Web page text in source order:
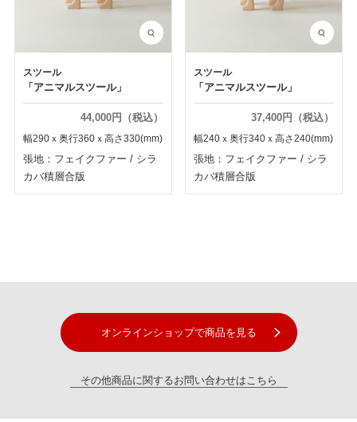
スツール
「アニマルスツール」
44,000円（税込）
幅290ｘ奥行360ｘ高さ330(mm)
張地：フェイクファー / シラ
カバ積層合版
スツール
「アニマルスツール」
37,400円（税込）
幅240ｘ奥行340ｘ高さ240(mm)
張地：フェイクファー / シラ
カバ積層合版
オンラインショップで商品を見る
その他商品に関するお問い合わせはこちら